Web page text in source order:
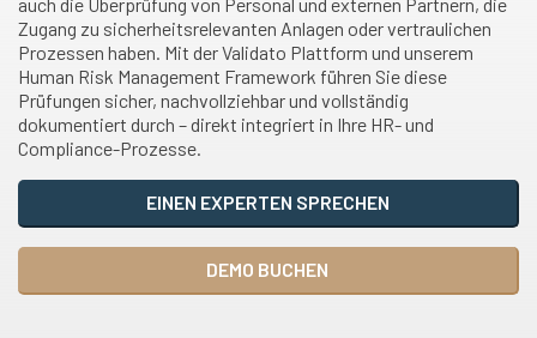
Zugang zu sicherheitsrelevanten Anlagen oder vertraulichen
Prozessen haben. Mit der Validato Plattform und unserem
Human Risk Management Framework führen Sie diese
Prüfungen sicher, nachvollziehbar und vollständig
dokumentiert durch – direkt integriert in Ihre HR- und
Compliance-Prozesse.
EINEN EXPERTEN SPRECHEN
DEMO BUCHEN